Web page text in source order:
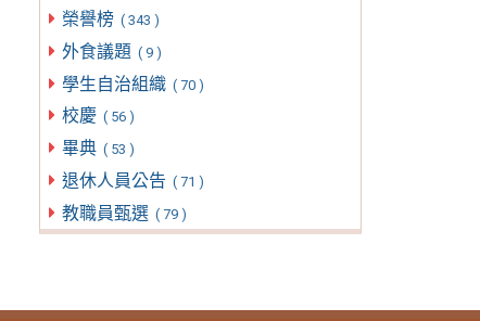
榮譽榜 ( 343 )
外食議題 ( 9 )
學生自治組織 ( 70 )
校慶 ( 56 )
畢典 ( 53 )
退休人員公告 ( 71 )
教職員甄選 ( 79 )